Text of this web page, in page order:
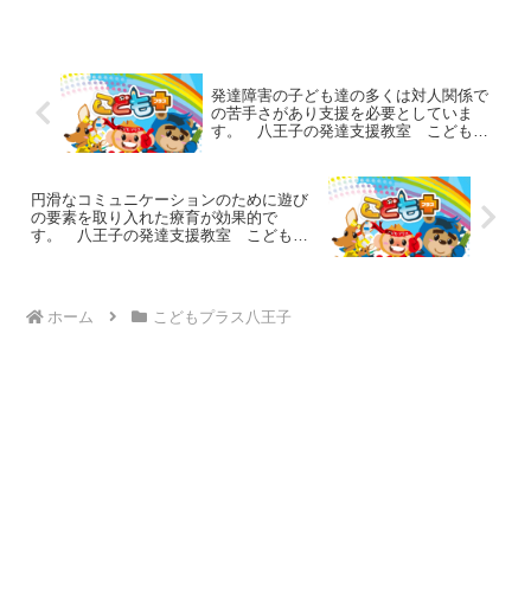
発達障害の子ども達の多くは対人関係で
の苦手さがあり支援を必要としていま
す。 八王子の発達支援教室 こどもプ
円滑なコミュニケーションのために遊び
の要素を取り入れた療育が効果的で
す。 八王子の発達支援教室 こどもプ
ホーム こどもプラス八王子